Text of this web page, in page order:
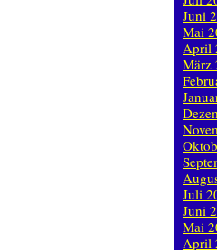
Juni
Mai
April
März
Juli
Juni
Mai
April